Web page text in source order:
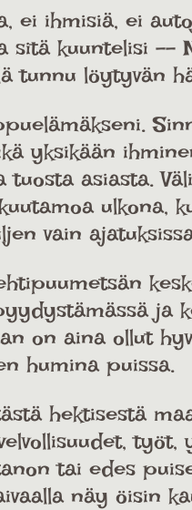
ei ihmisiä, ei
sitä kuuntelisi --
tunnu löytyvän
yksikään
asiasta.
ulkona,
vain
on aina ollut
humina puissa.
hektisestä
tai edes
näy öisin